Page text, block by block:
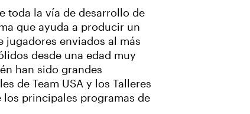
toda la vía de desarrollo de
que ayuda a producir un
jugadores enviados al más
desde una edad muy
han sido grandes
de Team USA y los Talleres
principales programas de